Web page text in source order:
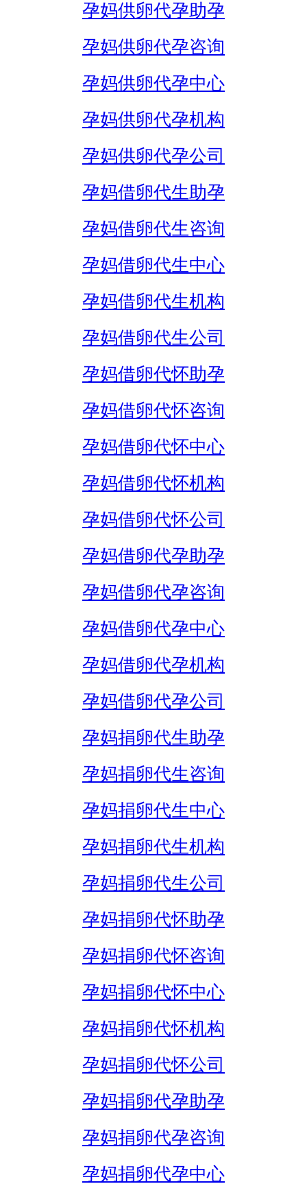
孕妈供卵代孕助孕
孕妈供卵代孕咨询
孕妈供卵代孕中心
孕妈供卵代孕机构
孕妈供卵代孕公司
孕妈借卵代生助孕
孕妈借卵代生咨询
孕妈借卵代生中心
孕妈借卵代生机构
孕妈借卵代生公司
孕妈借卵代怀助孕
孕妈借卵代怀咨询
孕妈借卵代怀中心
孕妈借卵代怀机构
孕妈借卵代怀公司
孕妈借卵代孕助孕
孕妈借卵代孕咨询
孕妈借卵代孕中心
孕妈借卵代孕机构
孕妈借卵代孕公司
孕妈捐卵代生助孕
孕妈捐卵代生咨询
孕妈捐卵代生中心
孕妈捐卵代生机构
孕妈捐卵代生公司
孕妈捐卵代怀助孕
孕妈捐卵代怀咨询
孕妈捐卵代怀中心
孕妈捐卵代怀机构
孕妈捐卵代怀公司
孕妈捐卵代孕助孕
孕妈捐卵代孕咨询
孕妈捐卵代孕中心